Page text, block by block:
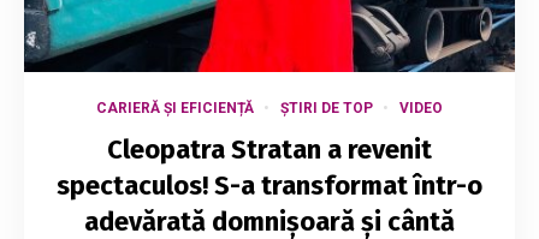
CARIERĂ ȘI EFICIENȚĂ ȘTIRI DE TOP VIDEO
Cleopatra Stratan a revenit
spectaculos! S-a transformat într-o
adevărată domnișoară și cântă